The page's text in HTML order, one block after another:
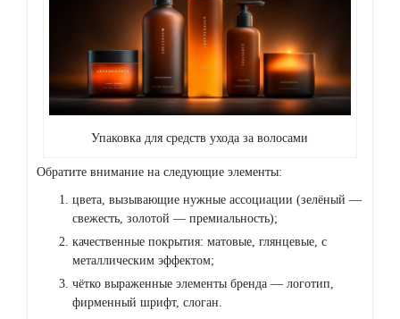
Упаковка для средств ухода за волосами
Обратите внимание на следующие элементы:
цвета, вызывающие нужные ассоциации (зелёный —
свежесть, золотой — премиальность);
качественные покрытия: матовые, глянцевые, с
металлическим эффектом;
чётко выраженные элементы бренда — логотип,
фирменный шрифт, слоган.